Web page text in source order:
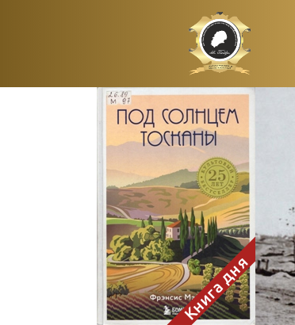
Здесь, в своем
итальянском доме, я вновь
испытала первичную
радость единения с
природой. Дом открыт
для бабочек, стрекоз, пчёл
или всех, кто пожелает
влететь в одно окно и
вылететь из другого. Едим
мы почти всегда во
дворе. Во мне настолько
возродился здравый
смысл моей матери -
умение наслаждаться
настоящим и не спешить, -
что даже нашлось время
отполировать до блеска
оконное стекло.
ЗаказатьКнига дня